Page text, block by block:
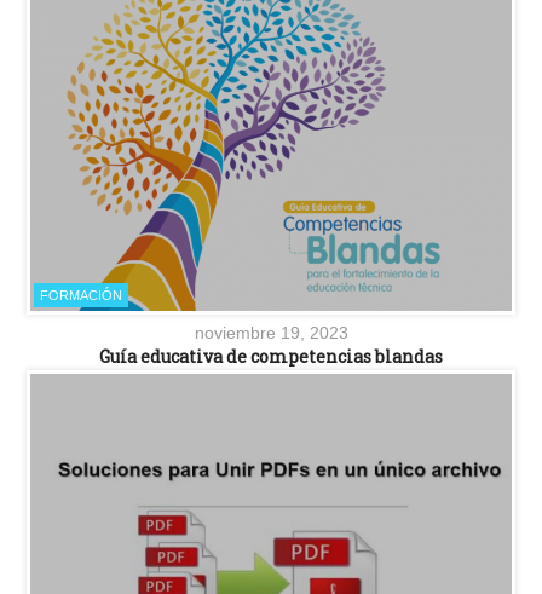
FORMACIÓN
noviembre 19, 2023
Guía educativa de competencias blandas